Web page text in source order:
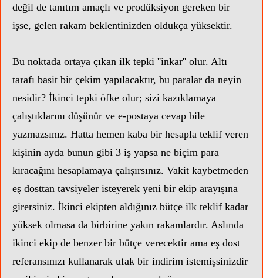
değil de tanıtım amaçlı ve prodüksiyon gereken bir
işse, gelen rakam beklentinizden oldukça yüksektir.
Bu noktada ortaya çıkan ilk tepki ''inkar'' olur. Altı
tarafı basit bir çekim yapılacaktır, bu paralar da neyin
nesidir? İkinci tepki öfke olur; sizi kazıklamaya
çalıştıklarını düşünür ve e-postaya cevap bile
yazmazsınız. Hatta hemen kaba bir hesapla teklif veren
kişinin ayda bunun gibi 3 iş yapsa ne biçim para
kıracağını hesaplamaya çalışırsınız. Vakit kaybetmeden
eş dosttan tavsiyeler isteyerek yeni bir ekip arayışına
girersiniz. İkinci ekipten aldığınız bütçe ilk teklif kadar
yüksek olmasa da birbirine yakın rakamlardır. Aslında
ikinci ekip de benzer bir bütçe verecektir ama eş dost
referansınızı kullanarak ufak bir indirim istemişsinizdir